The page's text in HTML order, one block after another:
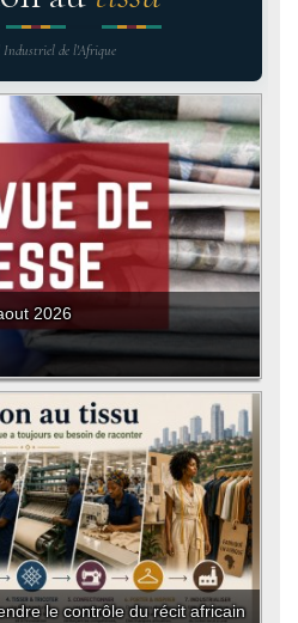
Industriel de l'Afrique
2026
le contrôle du récit africain